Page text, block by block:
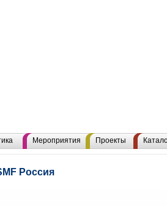
Мероприятия Проекты
Россия